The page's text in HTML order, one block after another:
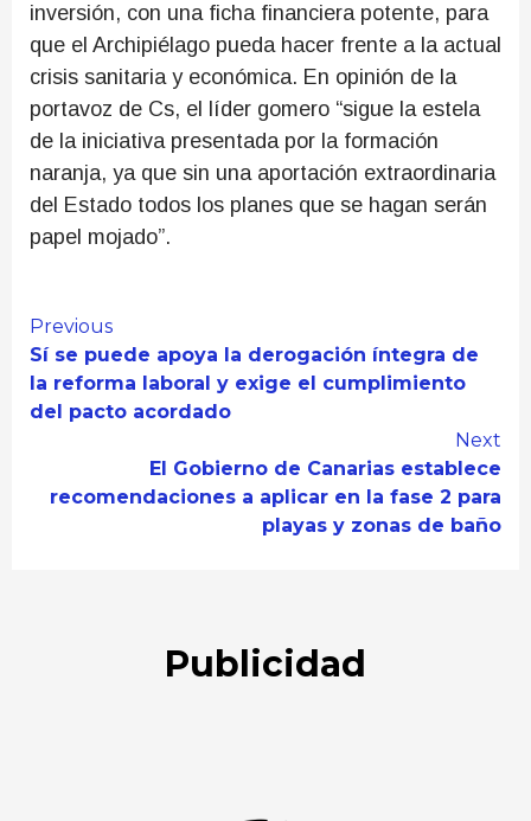
inversión, con una ficha financiera potente, para
que el Archipiélago pueda hacer frente a la actual
crisis sanitaria y económica. En opinión de la
portavoz de Cs, el líder gomero “sigue la estela
de la iniciativa presentada por la formación
naranja, ya que sin una aportación extraordinaria
del Estado todos los planes que se hagan serán
papel mojado”.
Continue
Reading
Previous
Sí se puede apoya la derogación íntegra de
la reforma laboral y exige el cumplimiento
del pacto acordado
Next
El Gobierno de Canarias establece
recomendaciones a aplicar en la fase 2 para
playas y zonas de baño
Publicidad